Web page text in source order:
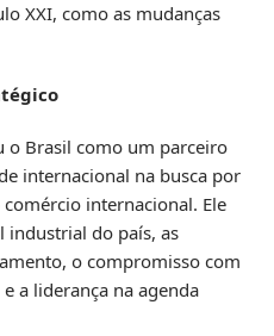
XXI, como as mudanças
o Brasil como um parceiro
internacional na busca por
internacional. Ele
industrial do país, as
o compromisso com
a liderança na agenda